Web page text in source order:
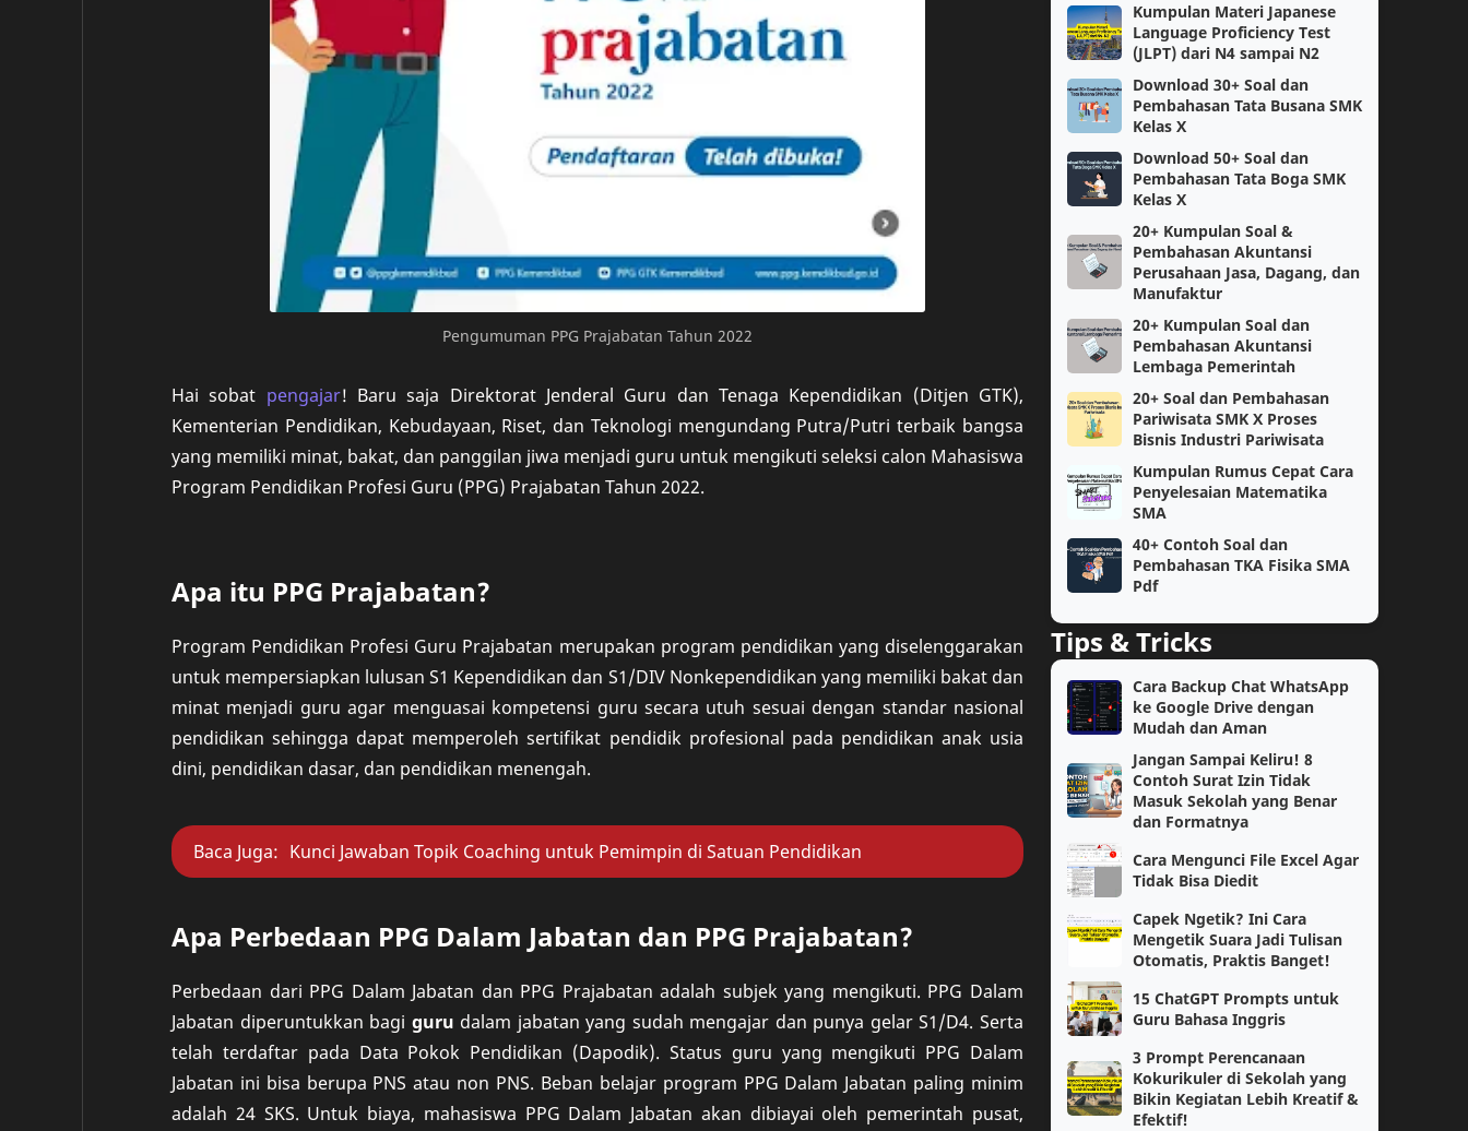
Pengumuman PPG Prajabatan Tahun 2022
Hai sobat pengajar! Baru saja Direktorat Jenderal Guru dan Tenaga Kependidikan (Ditjen GTK),
Kementerian Pendidikan, Kebudayaan, Riset, dan Teknologi mengundang Putra/Putri terbaik bangsa
yang memiliki minat, bakat, dan panggilan jiwa menjadi guru untuk mengikuti seleksi calon Mahasiswa
Program Pendidikan Profesi Guru (PPG) Prajabatan Tahun 2022.
Apa itu PPG Prajabatan?
Program Pendidikan Profesi Guru Prajabatan merupakan program pendidikan yang diselenggarakan
untuk mempersiapkan lulusan S1 Kependidikan dan S1/DIV Nonkependidikan yang memiliki bakat dan
minat menjadi guru agar menguasai kompetensi guru secara utuh sesuai dengan standar nasional
pendidikan sehingga dapat memperoleh sertifikat pendidik profesional pada pendidikan anak usia
dini, pendidikan dasar, dan pendidikan menengah.
Baca Juga: Kunci Jawaban Topik Coaching untuk Pemimpin di Satuan Pendidikan
Apa Perbedaan PPG Dalam Jabatan dan PPG Prajabatan?
Perbedaan dari PPG Dalam Jabatan dan PPG Prajabatan adalah subjek yang mengikuti. PPG Dalam
Jabatan diperuntukkan bagi guru dalam jabatan yang sudah mengajar dan punya gelar S1/D4. Serta
telah terdaftar pada Data Pokok Pendidikan (Dapodik). Status guru yang mengikuti PPG Dalam
Jabatan ini bisa berupa PNS atau non PNS. Beban belajar program PPG Dalam Jabatan paling minim
adalah 24 SKS. Untuk biaya, mahasiswa PPG Dalam Jabatan akan dibiayai oleh pemerintah pusat,
kelas 10 Topik PMM
Berita PPPK
SNBT Ujian Sekolah
SMK
Bukti Dukung CPNS
Matematika
Informatika Kelas 1
Kurikulum Merdeka Belajar KSN
Bahasa Inggris
Kelas 6 SAT
Kimia OSN
Akuntansi Bahasa Indonesia
Cerita Reflektif Motivasi
PAUD SAS
TK/PAUD Tutorial
Biologi Pembahasan
Lomba Siswa
Materi Pelajaran PPG Daljab
AKM Ekonomi
Kumpulan Materi Japanese
Language Proficiency Test
(JLPT) dari N4 sampai N2
Download 30+ Soal dan
Pembahasan Tata Busana SMK
Kelas X
Download 50+ Soal dan
Pembahasan Tata Boga SMK
Kelas X
20+ Kumpulan Soal &
Pembahasan Akuntansi
Perusahaan Jasa, Dagang, dan
Manufaktur
20+ Kumpulan Soal dan
Pembahasan Akuntansi
Lembaga Pemerintah
20+ Soal dan Pembahasan
Pariwisata SMK X Proses
Bisnis Industri Pariwisata
Kumpulan Rumus Cepat Cara
Penyelesaian Matematika
SMA
40+ Contoh Soal dan
Pembahasan TKA Fisika SMA
Pdf
Tips & Tricks
Cara Backup Chat WhatsApp
ke Google Drive dengan
Mudah dan Aman
Jangan Sampai Keliru! 8
Contoh Surat Izin Tidak
Masuk Sekolah yang Benar
dan Formatnya
Cara Mengunci File Excel Agar
Tidak Bisa Diedit
Capek Ngetik? Ini Cara
Mengetik Suara Jadi Tulisan
Otomatis, Praktis Banget!
15 ChatGPT Prompts untuk
Guru Bahasa Inggris
3 Prompt Perencanaan
Kokurikuler di Sekolah yang
Bikin Kegiatan Lebih Kreatif &
Efektif!